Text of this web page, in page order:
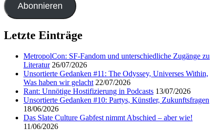
Abonnieren
Letzte Einträge
MetropolCon: SF-Fandom und unterschiedliche Zugänge zu
Literatur 26/07/2026
Unsortierte Gedanken #11: The Odyssey, Universes Within,
Was haben wir gelacht 22/07/2026
Rant: Unnötige Hostifizierung in Podcasts 13/07/2026
Unsortierte Gedanken #10: Partys, Künstler, Zukunftsfragen
18/06/2026
Das Slate Culture Gabfest nimmt Abschied – aber wie!
11/06/2026